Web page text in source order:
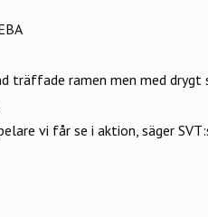
träffade ramen men med
vi får se i aktion, säger